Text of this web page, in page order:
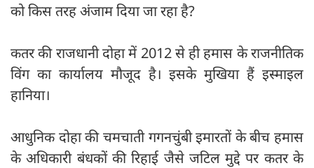
को किस तरह अंजाम दिया जा रहा है?
कतर की राजधानी दोहा में 2012 से ही हमास के राजनीतिक
विंग का कार्यालय मौजूद है। इसके मुखिया हैं इस्माइल
हानिया।
आधुनिक दोहा की चमचाती गगनचुंबी इमारतों के बीच हमास
के अधिकारी बंधकों की रिहाई जैसे जटिल मुद्दे पर कतर के